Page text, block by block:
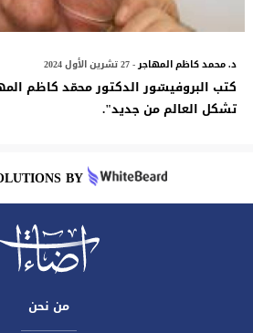
د. محمد كاظم المهاجر- 27 تشرين الأول 2024
كتب البروفيسّور الدكتور محمّد كاظم
تشكل العالم من جديد".
BY
من نحن